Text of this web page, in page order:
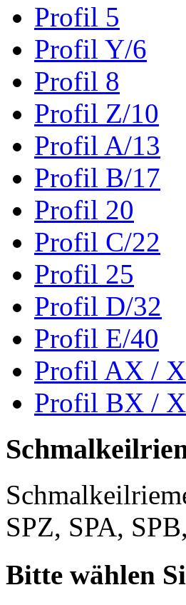
Profil 5
Profil Y/6
Profil 8
Profil Z/10
Profil A/13
Profil B/17
Profil 20
Profil C/22
Profil 25
Profil D/32
Profil E/40
Profil AX /
Profil BX /
SPZ, SPA,
Bitte wählen